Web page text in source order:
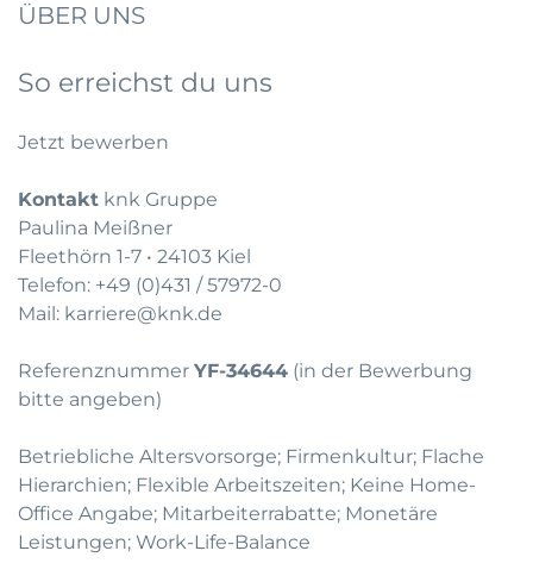
ÜBER UNS
So erreichst du uns
Jetzt bewerben
Kontakt knk Gruppe
Paulina Meißner
Fleethörn 1-7 • 24103 Kiel
Telefon: +49 (0)431 / 57972-0
Mail: karriere@knk.de
Referenznummer YF-34644 (in der Bewerbung
bitte angeben)
Betriebliche Altersvorsorge; Firmenkultur; Flache
Hierarchien; Flexible Arbeitszeiten; Keine Home-
Office Angabe; Mitarbeiterrabatte; Monetäre
Leistungen; Work-Life-Balance